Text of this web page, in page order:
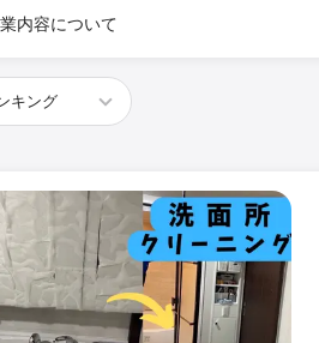
内容について